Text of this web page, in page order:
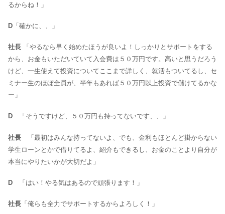
るからね！」
D 「確かに、、」
社長
「やるなら早く始めたほうが良いよ！しっかりとサポートをする
から、お金もいただいていて入会費は５０万円です。高いと思うだろう
けど、一生使えて投資についてここまで詳しく、就活もついてるし、セ
ミナー生のほぼ全員が、半年もあれば５０万円以上投資で儲けてるかな
ー」
D 「そうですけど、５０万円も持ってないです、、」
社長
「最初はみんな持ってないよ、でも、金利もほとんど掛からない
学生ローンとかで借りてるよ、紹介もできるし、お金のことより自分が
本当にやりたいかが大切だよ」
D 「はい！やる気はあるので頑張ります！」
社長 「俺らも全力でサポートするからよろしく！」